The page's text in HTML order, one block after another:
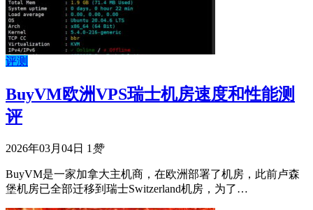
评测
BuyVM欧洲VPS瑞士机房速度和性能测
评
2026年03月04日 1 赞
BuyVM是一家加拿大主机商，在欧洲部署了机房，此前卢森
堡机房已全部迁移到瑞士Switzerland机房，为了…